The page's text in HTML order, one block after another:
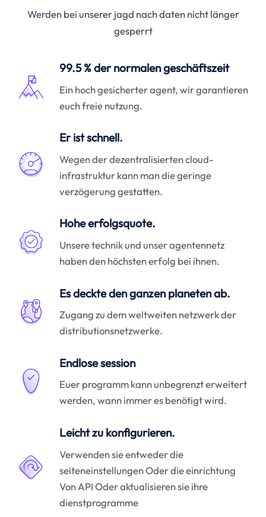
Werden bei unserer jagd nach daten nicht länger
gesperrt
99.5 % der normalen geschäftszeit
Ein hoch gesicherter agent, wir garantieren
euch freie nutzung.
Er ist schnell.
Wegen der dezentralisierten cloud-
infrastruktur kann man die geringe
verzögerung gestatten.
Hohe erfolgsquote.
Unsere technik und unser agentennetz
haben den höchsten erfolg bei ihnen.
Es deckte den ganzen planeten ab.
Zugang zu dem weltweiten netzwerk der
distributionsnetzwerke.
Endlose session
Euer programm kann unbegrenzt erweitert
werden, wann immer es benötigt wird.
Leicht zu konfigurieren.
Verwenden sie entweder die
seiteneinstellungen Oder die einrichtung
Von API Oder aktualisieren sie ihre
dienstprogramme